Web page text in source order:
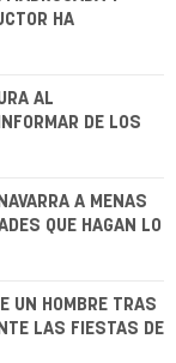
HA
AL
DE LOS
A MENAS
QUE HAGAN LO
UN HOMBRE TRAS
LAS FIESTAS DE